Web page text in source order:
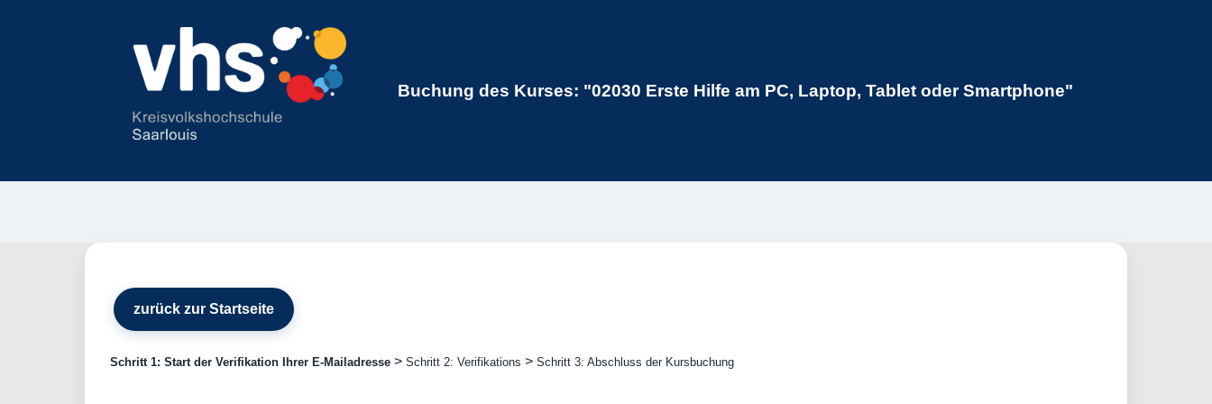
Buchung des Kurses: "02030 Erste Hilfe am PC, Laptop, Tablet oder Smartphone"
zurück zur Startseite
Schritt 1: Start der Verifikation Ihrer E-Mailadresse > Schritt 2: Verifikations > Schritt 3: Abschluss der Kursbuchung